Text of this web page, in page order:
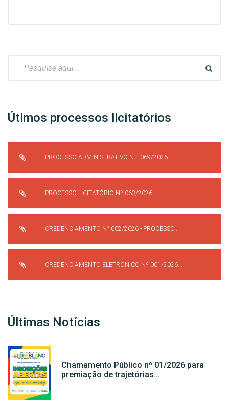
Útimos processos licitatórios
PROCESSO ADMINISTRATIVO N.º 069/2026 -...
PROCESSO LICITATÓRIO Nº 063/2026 -...
CREDENCIAMENTO N° 002/2026 - PROCESSO...
CREDENCIAMENTO ELETRÔNICO Nº 001/2026...
Últimas Notícias
Chamamento Público nº 01/2026 para
premiação de trajetórias...